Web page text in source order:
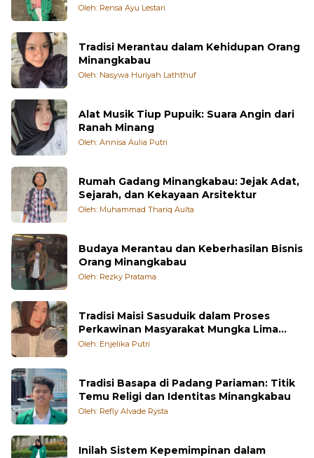
Oleh: Rensa Ayu Lestari
Tradisi Merantau dalam Kehidupan Orang
Minangkabau
Oleh: Nasywa Huriyah Laththuf
Alat Musik Tiup Pupuik: Suara Angin dari
Ranah Minang
Oleh: Annisa Aulia Putri
Rumah Gadang Minangkabau: Jejak Adat,
Sejarah, dan Kekayaan Arsitektur
Oleh: Muhammad Thariq Aulta
Budaya Merantau dan Keberhasilan Bisnis
Orang Minangkabau
Oleh: Rezky Pratama
Tradisi Maisi Sasuduik dalam Proses
Perkawinan Masyarakat Mungka Lima
Puluh Kota
Oleh: Enjelika Putri
Tradisi Basapa di Padang Pariaman: Titik
Temu Religi dan Identitas Minangkabau
Oleh: Refly Alvade Rysta
Inilah Sistem Kepemimpinan dalam